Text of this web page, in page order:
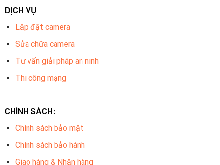
DỊCH VỤ
Lắp đặt camera
Sửa chữa camera
Tư vấn giải pháp an ninh
Thi công mạng
CHÍNH SÁCH:
Chính sách bảo mật
Chính sách bảo hành
Giao hàng & Nhận hàng